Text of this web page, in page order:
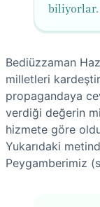
biliyorlar.
Bediüzzaman
milletleri
propagandaya
verdiği değerin
hizmete göre
Yukarıdaki
Peygamberimiz